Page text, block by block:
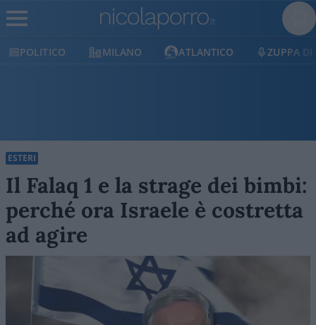
MILANO ATLANTICO ZUPPA DI PORRO
ESTERI
Il Falaq 1 e la strage dei bimbi:
perché ora Israele è costretta
ad agire